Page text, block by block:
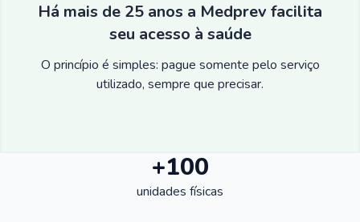
Há mais de 25 anos a Medprev facilita
seu acesso à saúde
O princípio é simples: pague somente pelo serviço
utilizado, sempre que precisar.
+100
unidades físicas